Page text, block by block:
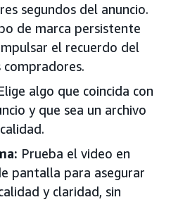
segundos del anuncio.
de marca persistente
el recuerdo del
algo que coincida con
y que sea un archivo
Prueba el video en
pantalla para asegurar
y claridad, sin